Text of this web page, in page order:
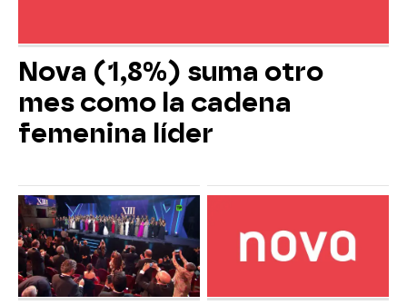
Nova (1,8%) suma otro
mes como la cadena
femenina líder